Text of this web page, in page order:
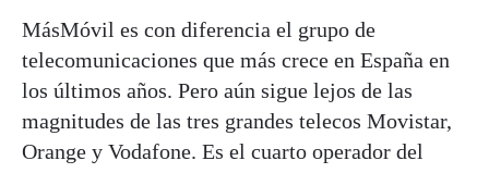
MásMóvil es con diferencia el grupo de
telecomunicaciones que más crece en España en
los últimos años. Pero aún sigue lejos de las
magnitudes de las tres grandes telecos Movistar,
Orange y Vodafone. Es el cuarto operador del